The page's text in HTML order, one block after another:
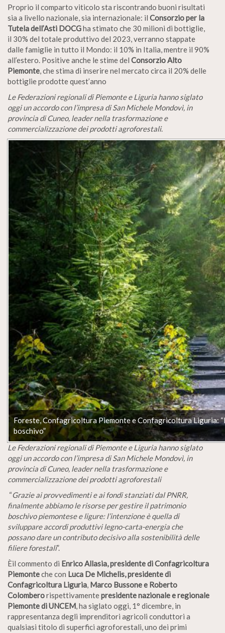
Proprio il comparto viticolo sta riscontrando buoni risultati
sia a livello nazionale, sia internazionale: il Consorzio per la
Tutela dell’Asti DOCGha stimato che 30 milioni di bottiglie,
il 30% del totale produttivo del 2023, verranno stappate
dalle famiglie in tutto il Mondo: il 10% in Italia, mentre il 90%
all’estero. Positive anche le stime del Consorzio Alto
Piemonte, che stima di inserire nel mercato circa il 20% delle
bottiglie prodotte quest’anno
Le Federazioni regionali di Piemonte e Liguria hanno siglato
oggi un accordo con l’impresa di San Michele Mondovì, in
provincia di Cuneo, leader nella trasformazione e
commercializzazione dei prodotti agroforestali.
Foreste, Confagricoltura Piemonte e Confagricoltura Liguria:
boschivo”
Le Federazioni regionali di Piemonte e Liguria hanno siglato
oggi un accordo con l’impresa di San Michele Mondovì, in
provincia di Cuneo, leader nella trasformazione e
commercializzazione dei prodotti agroforestali
“Grazie ai provvedimenti e ai fondi stanziati dal PNRR,
finalmente abbiamo le risorse per gestire il patrimonio
boschivo piemontese e ligure: l’intenzione è quella di
sviluppare accordi produttivi legno-carta-energia che
possano dare un contributo decisivo alla sostenibilità delle
filiere forestali”.
Èil commento di Enrico Allasia, presidente di Confagricoltura
Piemonteche con Luca De Michelis, presidente di
Confagricoltura Liguria, Marco Bussone e Roberto
Colomberorispettivamentepresidente nazionale e regionale
Piemonte di UNCEM, ha siglato oggi, 1° dicembre, in
rappresentanza degli imprenditori agricoli conduttori a
qualsiasi titolo di superfici agroforestali, uno dei primi